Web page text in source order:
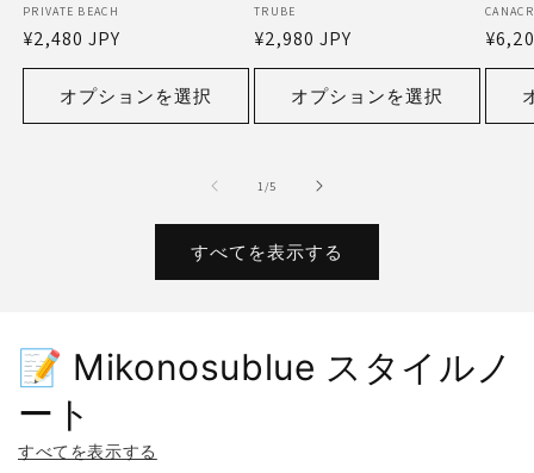
販
売
元:
PRIVATE BEACH
通
常
格
¥2,480 JPY
オプションを選択
販
売
元:
TRUBE
通
常
格
¥2,980 JPY
オプションを選択
販
売
元:
通
常
格
1 /の5
すべてを表示する
📝 Mikonosublue スタイルノ
ート
すべてを表示する